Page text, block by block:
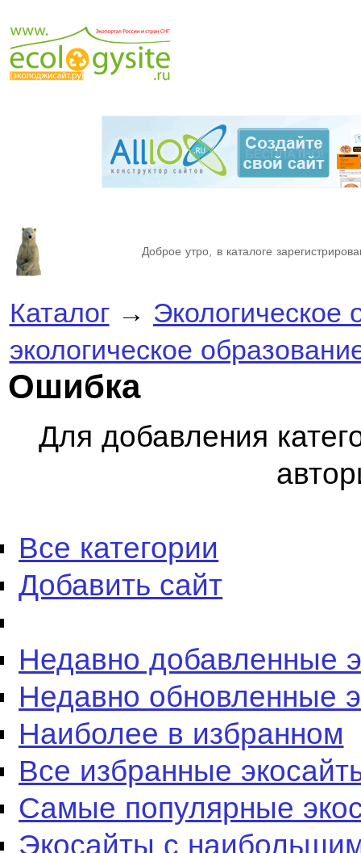
Доброе утро, в каталоге
Каталог→ Экологическое
экологическое
Ошибка
Для добавления
Все категории
Добавить сайт
Недавно добавленные
Недавно обновленные
Наиболее в избранном
Все избранные
Самые популярные
Экосайты с